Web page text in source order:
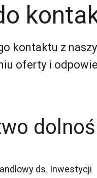
kontaktu z
oferty i
ds. Inwestycji